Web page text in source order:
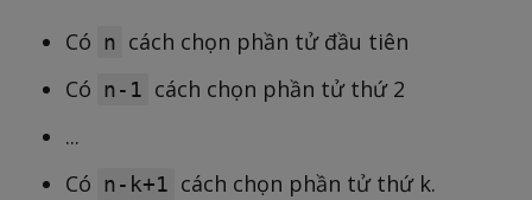
Có n cách chọn phần tử đầu tiên
Có n-1 cách chọn phần tử thứ 2
...
Có n-k+1 cách chọn phần tử thứ k.